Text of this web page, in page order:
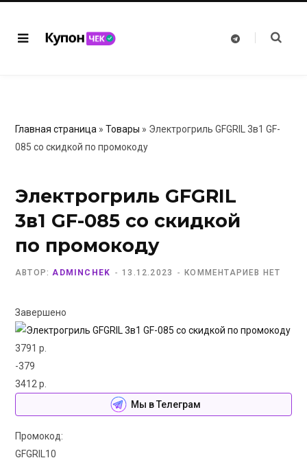
T
Главная страница » Товары » Электрогриль GFGRIL 3в1 GF-
085 со скидкой по промокоду
Электрогриль GFGRIL
3в1 GF-085 со скидкой
по промокоду
АВТОР: ADMINCHEK 13.12.2023 КОММЕНТАРИЕВ НЕТ
Завершено
3791 р.
-379
3412 р.
Мы в Телеграм
Промокод:
GFGRIL10